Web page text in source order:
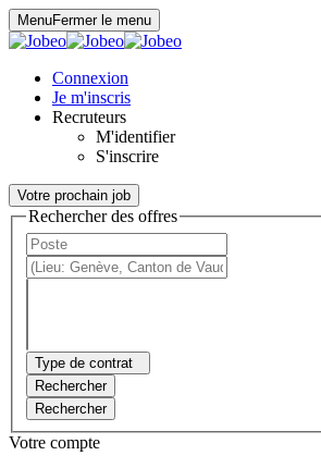
MenuFermer le menu
Connexion
Je m'inscris
Recruteurs
M'identifier
S'inscrire
Votre prochain job
Rechercher des offres
Type de contrat
Rechercher
Rechercher
Votre compte
Panneau de gestion des cookies